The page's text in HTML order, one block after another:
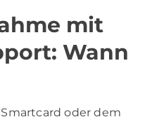
mit
Wann
oder dem